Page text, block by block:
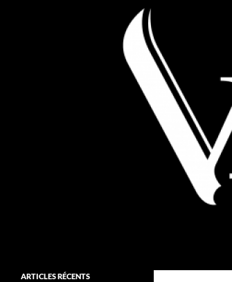
Folk Pagan Webzine
ARTICLES RÉCENTS